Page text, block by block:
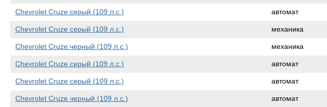
Chevrolet Cruze серый (109 л.с.) автомат
Chevrolet Cruze серый (109 л.с.) механика
Chevrolet Cruze черный (109 л.с.) механика
Chevrolet Cruze серый (109 л.с.) автомат
Chevrolet Cruze серый (109 л.с.) автомат
Chevrolet Cruze черный (109 л.с.) автомат